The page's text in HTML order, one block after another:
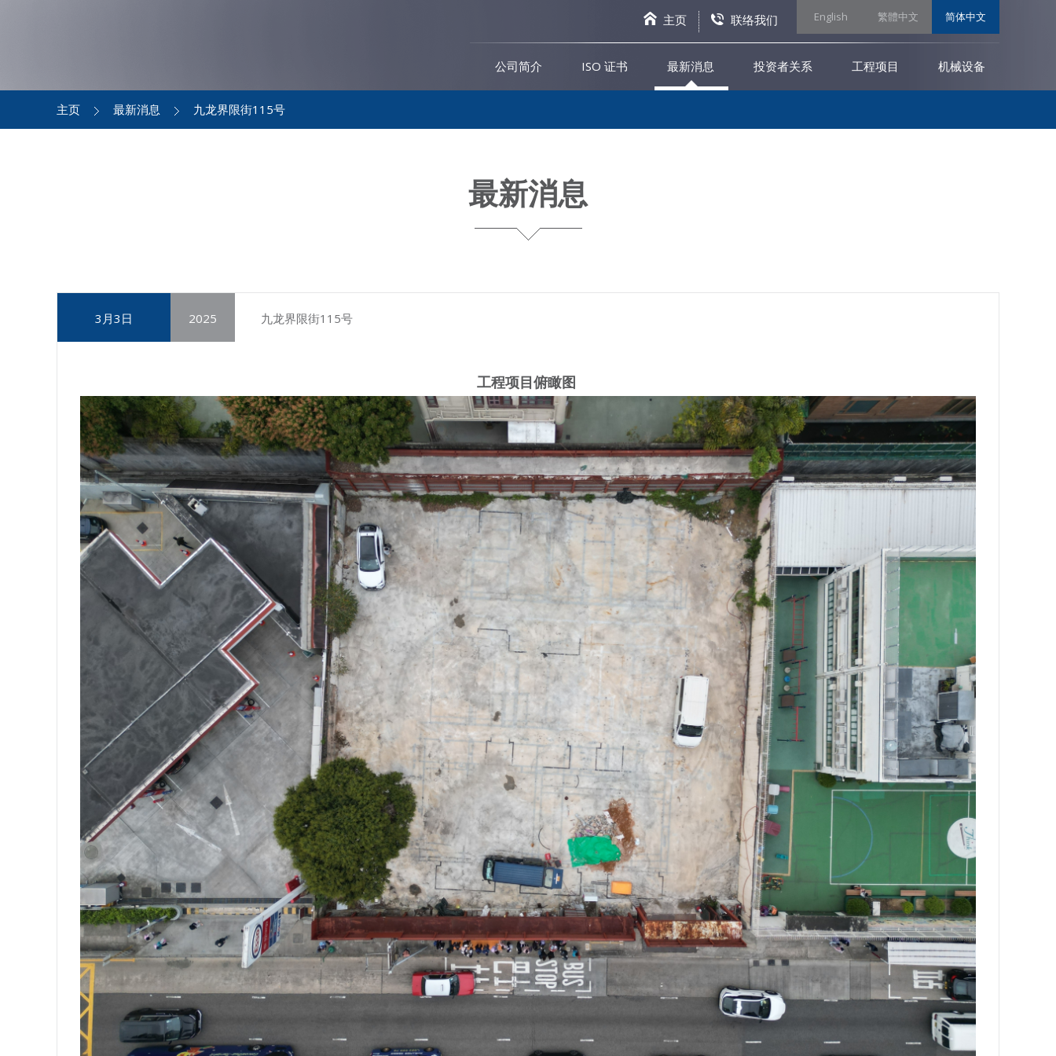
English 繁體中文 简体中文
主页 联络我们
公司简介 ISO 证书 最新消息 投资者关系 工程项目 机械设备
主页 最新消息 九龙界限街115号
最新消息
3月3日 2025 九龙界限街115号
工程项目俯瞰图